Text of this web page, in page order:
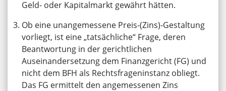
Geld- oder Kapitalmarkt gewährt hätten.
Ob eine unangemessene Preis-(Zins)-Gestaltung
vorliegt, ist eine „tatsächliche“ Frage, deren
Beantwortung in der gerichtlichen
Auseinandersetzung dem Finanzgericht (FG) und
nicht dem BFH als Rechtsfrageninstanz obliegt.
Das FG ermittelt den angemessenen Zins